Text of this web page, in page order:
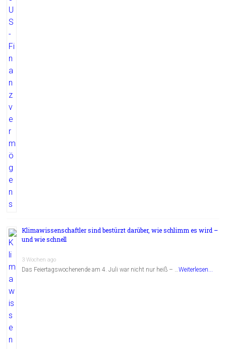
Klimawissenschaftler sind bestürzt darüber, wie schlimm es wird –
und wie schnell
3 Wochen ago
Das Feiertagswochenende am 4. Juli war nicht nur heiß – …Weiterlesen...